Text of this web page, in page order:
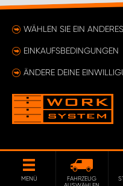
WÄHLEN SIE EIN
EINKAUFSBEDINGUNGEN
ÄNDERE DEINE
MENÜ
FAHRZEUG